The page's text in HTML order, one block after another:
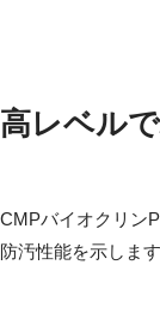
高レベル
CMPバイオクリン
防汚性能を示します